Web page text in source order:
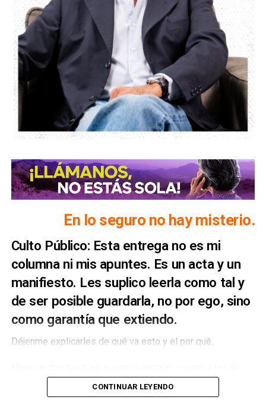
En lo seguro no hay misterio.
Culto Público: Esta entrega no es mi
columna ni mis apuntes. Es un acta y un
manifiesto. Les suplico leerla como tal y
de ser posible guardarla, no por ego, sino
como garantía que extiendo.
Déjenme explicarles de qué va esto y el por qué.
cientos de medios en el país— llegan decenas de
comunicados oficiales.Boletines puntuales, muchas
CONTINUAR LEYENDO